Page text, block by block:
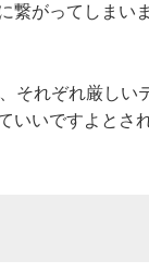
繋がってしまい
それぞれ厳しい
いいですよとさ